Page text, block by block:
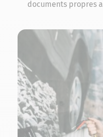
documents propres